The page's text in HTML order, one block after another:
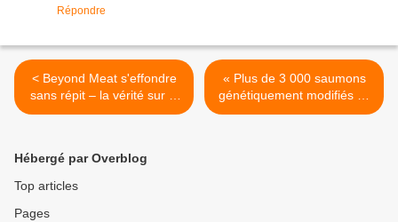
Répondre
< Beyond Meat s'effondre
sans répit – la vérité sur le
veggie boom
« Plus de 3 000 saumons
génétiquement modifiés se
font la malle »... une infox
Hébergé par Overblog
Top articles
Pages